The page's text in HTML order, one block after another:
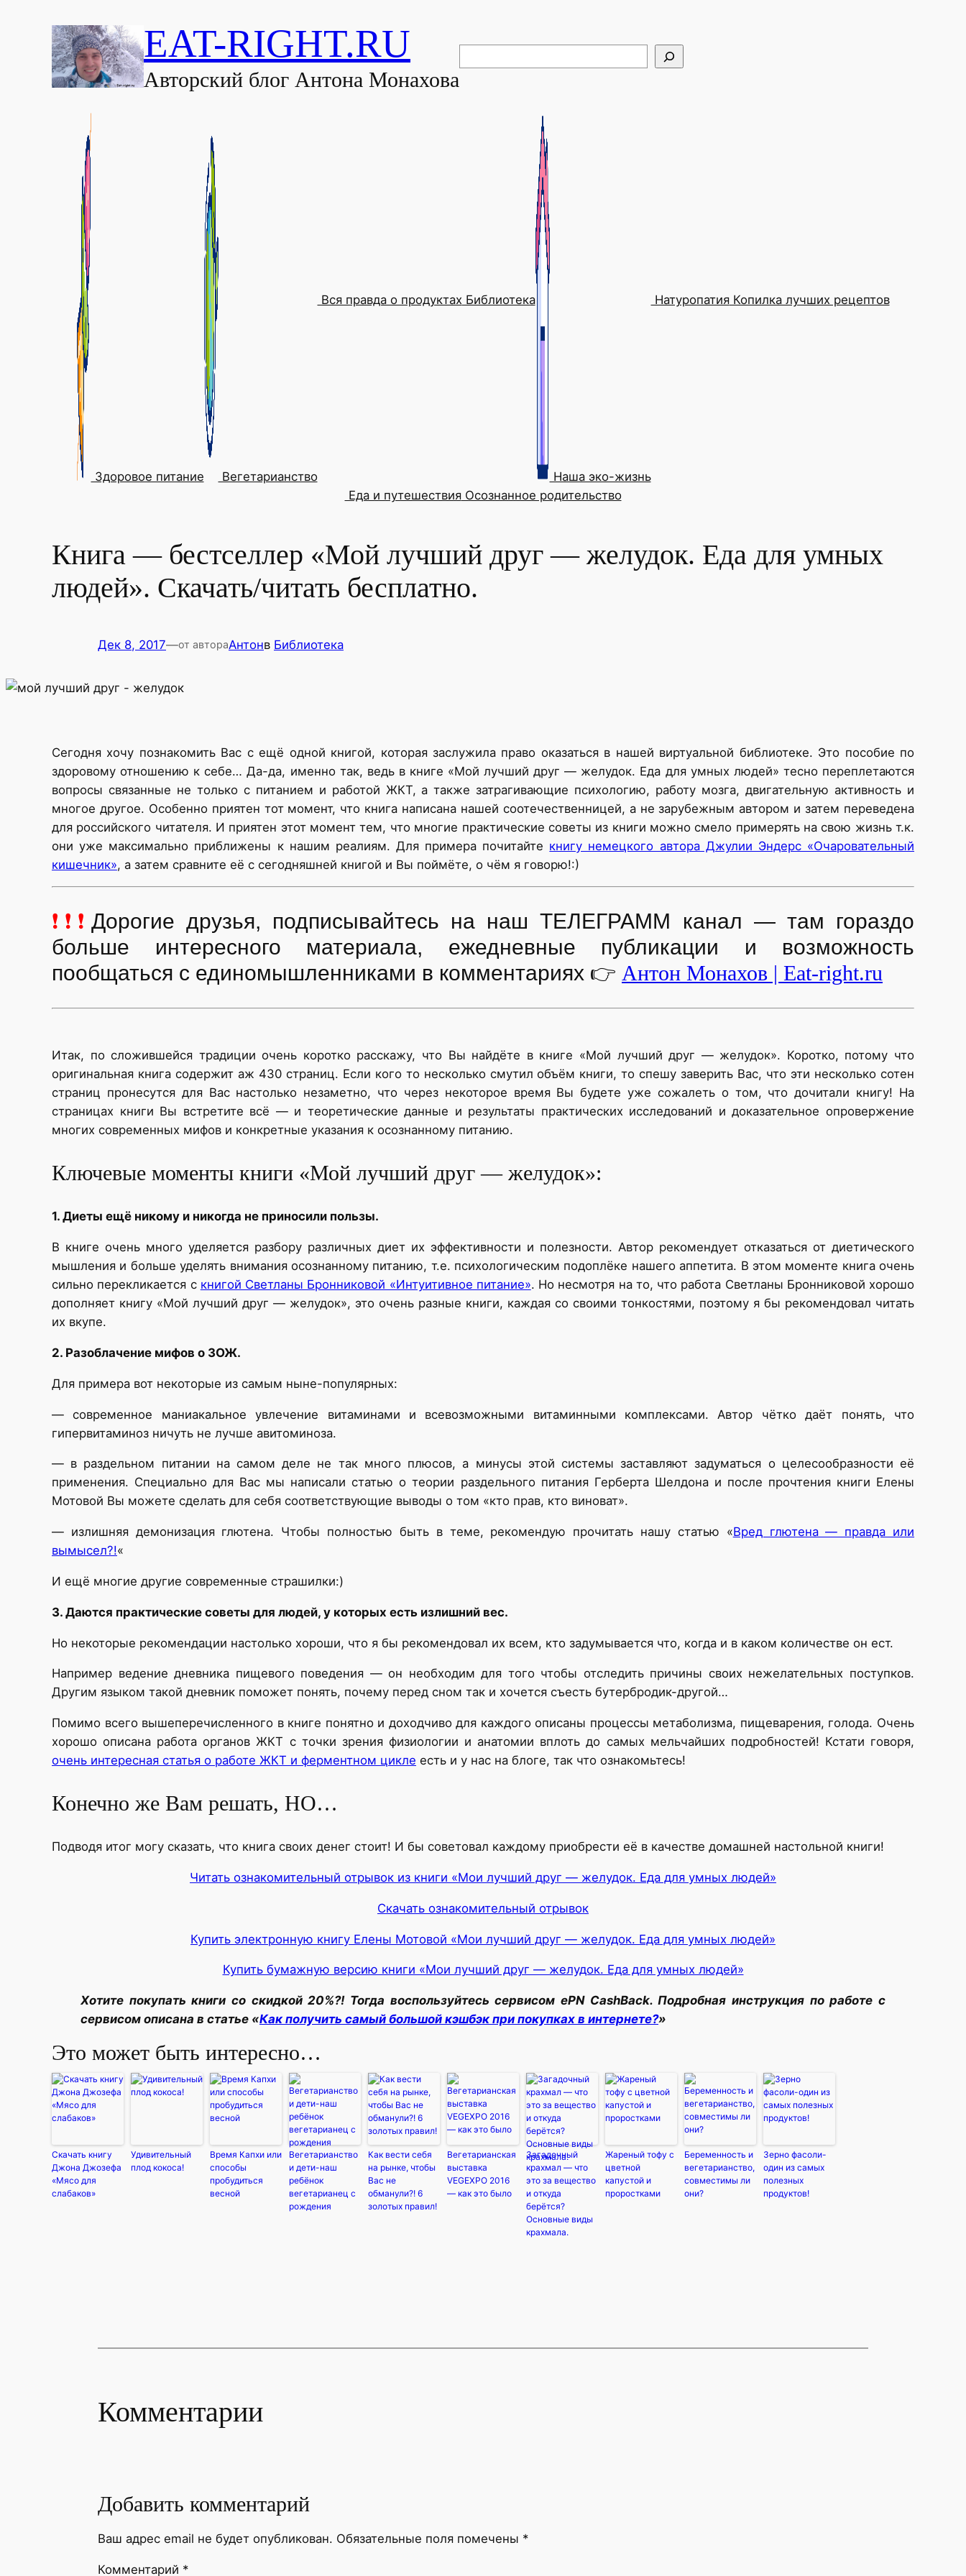
EAT-RIGHT.RU
Авторский блог Антона Монахова
Здоровое питание Вегетарианство
Вся правда о продуктах Библиотека
Наша эко-жизнь
НатуропатияКопилка лучших рецептов
Еда и путешествияОсознанное родительство
Книга — бестселлер «Мой лучший друг — желудок. Еда для умных
людей». Скачать/читать бесплатно.
Дек 8, 2017—от автораАнтонв Библиотека
Сегодня хочу познакомить Вас с ещё одной книгой, которая заслужила право оказаться в нашей виртуальной библиотеке. Это пособие по
здоровому отношению к себе… Да-да, именно так, ведь в книге «Мой лучший друг — желудок. Еда для умных людей» тесно переплетаются
вопросы связанные не только с питанием и работой ЖКТ, а также затрагивающие психологию, работу мозга, двигательную активность и
многое другое. Особенно приятен тот момент, что книга написана нашей соотечественницей, а не зарубежным автором и затем переведена
для российского читателя. И приятен этот момент тем, что многие практические советы из книги можно смело примерять на свою жизнь т.к.
они уже максимально приближены к нашим реалиям. Для примера почитайте книгу немецкого автора Джулии Эндерс «Очаровательный
кишечник», а затем сравните её с сегодняшней книгой и Вы поймёте, о чём я говорю!:)
❗❗❗ Дорогие друзья, подписывайтесь на наш ТЕЛЕГРАММ канал — там гораздо
больше интересного материала, ежедневные публикации и возможность
пообщаться с единомышленниками в комментариях 👉 Антон Монахов | Eat-right.ru
Итак, по сложившейся традиции очень коротко расскажу, что Вы найдёте в книге «Мой лучший друг — желудок». Коротко, потому что
оригинальная книга содержит аж 430 страниц. Если кого то несколько смутил объём книги, то спешу заверить Вас, что эти несколько сотен
страниц пронесутся для Вас настолько незаметно, что через некоторое время Вы будете уже сожалеть о том, что дочитали книгу! На
страницах книги Вы встретите всё — и теоретические данные и результаты практических исследований и доказательное опровержение
многих современных мифов и конкретные указания к осознанному питанию.
Ключевые моменты книги «Мой лучший друг — желудок»:
1. Диеты ещё никому и никогда не приносили пользы.
В книге очень много уделяется разбору различных диет их эффективности и полезности. Автор рекомендует отказаться от диетического
мышления и больше уделять внимания осознанному питанию, т.е. психологическим подоплёке нашего аппетита. В этом моменте книга очень
сильно перекликается с книгой Светланы Бронниковой «Интуитивное питание». Но несмотря на то, что работа Светланы Бронниковой хорошо
дополняет книгу «Мой лучший друг — желудок», это очень разные книги, каждая со своими тонкостями, поэтому я бы рекомендовал читать
их вкупе.
2. Разоблачение мифов о ЗОЖ.
Для примера вот некоторые из самым ныне-популярных:
— современное маниакальное увлечение витаминами и всевозможными витаминными комплексами. Автор чётко даёт понять, что
гипервитаминоз ничуть не лучше авитоминоза.
— в раздельном питании на самом деле не так много плюсов, а минусы этой системы заставляют задуматься о целесообразности её
применения. Специально для Вас мы написали статью о теории раздельного питания Герберта Шелдона и после прочтения книги Елены
Мотовой Вы можете сделать для себя соответствующие выводы о том «кто прав, кто виноват».
— излишняя демонизация глютена. Чтобы полностью быть в теме, рекомендую прочитать нашу статью «Вред глютена — правда или
вымысел?!«
И ещё многие другие современные страшилки:)
3. Даются практические советы для людей, у которых есть излишний вес.
Но некоторые рекомендации настолько хороши, что я бы рекомендовал их всем, кто задумывается что, когда и в каком количестве он ест.
Например ведение дневника пищевого поведения — он необходим для того чтобы отследить причины своих нежелательных поступков.
Другим языком такой дневник поможет понять, почему перед сном так и хочется съесть бутербродик-другой…
Помимо всего вышеперечисленного в книге понятно и доходчиво для каждого описаны процессы метаболизма, пищеварения, голода. Очень
хорошо описана работа органов ЖКТ с точки зрения физиологии и анатомии вплоть до самых мельчайших подробностей! Кстати говоря,
очень интересная статья о работе ЖКТ и ферментном цикле есть и у нас на блоге, так что ознакомьтесь!
Конечно же Вам решать, НО…
Подводя итог могу сказать, что книга своих денег стоит! И бы советовал каждому приобрести её в качестве домашней настольной книги!
Читать ознакомительный отрывок из книги «Мои лучший друг — желудок. Еда для умных людей»
Скачать ознакомительный отрывок
Купить электронную книгу Елены Мотовой «Мои лучший друг — желудок. Еда для умных людей»
Купить бумажную версию книги «Мои лучший друг — желудок. Еда для умных людей»
Хотите покупать книги со скидкой 20%?! Тогда воспользуйтесь сервисом ePN CashBack. Подробная инструкция по работе с
сервисом описана в статье «Как получить самый большой кэшбэк при покупках в интернете?»
Это может быть интересно…
Скачать книгу
Джона Джозефа
«Мясо для
слабаков»
Удивительный
плод кокоса!
Время Капхи или
способы
пробудиться
весной
Вегетарианство
и дети-наш
ребёнок
вегетарианец с
рождения
Как вести себя
на рынке, чтобы
Вас не
обманули?! 6
золотых правил!
Вегетарианская
выставка
VEGEXPO 2016
— как это было
Загадочный
крахмал — что
это за вещество
и откуда
берётся?
Основные виды
крахмала.
Жареный тофу с
цветной
капустой и
проростками
Беременность и
вегетарианство,
совместимы ли
они?
Зерно фасоли-
один из самых
полезных
продуктов!
Комментарии
Добавить комментарий
Ваш адрес email не будет опубликован. Обязательные поля помечены *
Комментарий *